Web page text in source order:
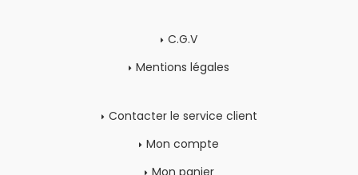
C.G.V
Mentions légales
Contacter le service client
Mon compte